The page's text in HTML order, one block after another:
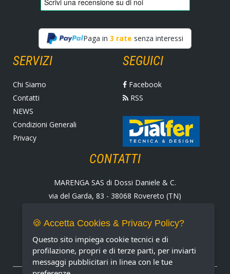
Paga in 3 rate senza interessi
SERVIZI
Chi Siamo
Contatti
NEWS
Condizioni Generali
Privacy
SEGUICI
Facebook
RSS
CONTATTI
MARENGA SAS di Dossi Daniele & C.
via del Garda, 83 - 38068 Rovereto (TN)
Fax +39 0464 430938
E-mail: marenga@marenga.it
Partita IVA IT02232370227
🍪 Accetta Cookies & Privacy Policy?
Questo sito impiega cookie tecnici e di
profilazione, propri e di terze parti, per inviarti
messaggi pubblicitari in linea con le tue